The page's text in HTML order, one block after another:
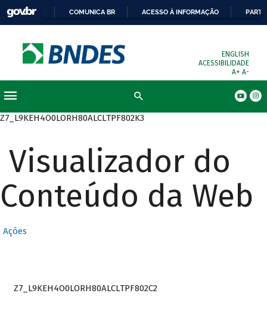
COMUNICA BR ACESSO À INFORMAÇÃO
ENGLISH
ACESSIBILIDADE
A+ A-
Z7_L9KEH4O0LORH80ALCLTPF802K3
Visualizador do
Conteúdo da Web
Ações
Z7_L9KEH4O0LORH80ALCLTPF802C2